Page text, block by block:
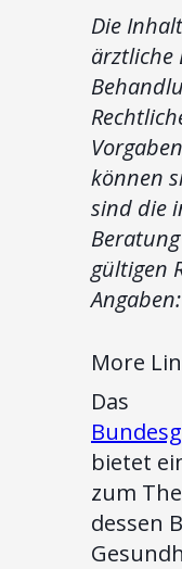
Die
ärztliche
können
sind die
gültigen
More
Das
bietet
zum
dessen